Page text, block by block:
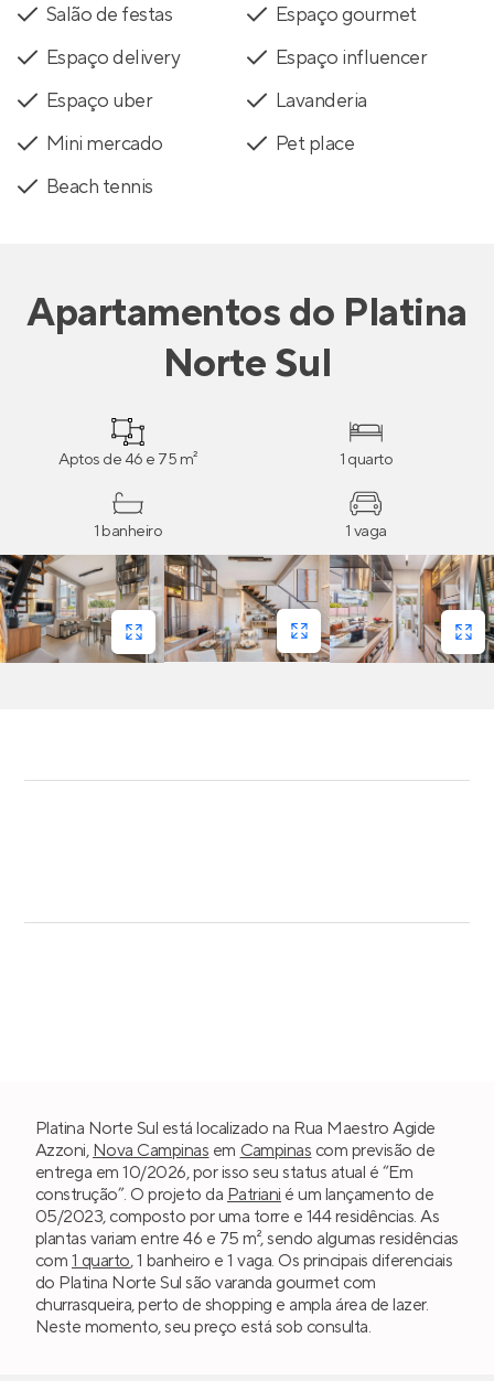
Salão de festas
Espaço gourmet
Espaço delivery
Espaço influencer
Espaço uber
Lavanderia
Mini mercado
Pet place
Beach tennis
Apartamentosdo Platina
Norte Sul
Aptos de 46 e 75 m² 1 quarto
1 banheiro 1 vaga
Platina Norte Sul está localizado na Rua Maestro Agide
Azzoni, Nova Campinas em Campinas com previsão de
entrega em 10/2026, por isso seu status atual é “Em
construção”. O projeto da Patriani é um lançamento de
05/2023, composto por uma torre e 144 residências. As
plantas variam entre 46 e 75 m², sendo algumas residências
com 1 quarto, 1 banheiro e 1 vaga. Os principais diferenciais
do Platina Norte Sul são varanda gourmet com
churrasqueira, perto de shopping e ampla área de lazer.
Neste momento, seu preço está sob consulta.